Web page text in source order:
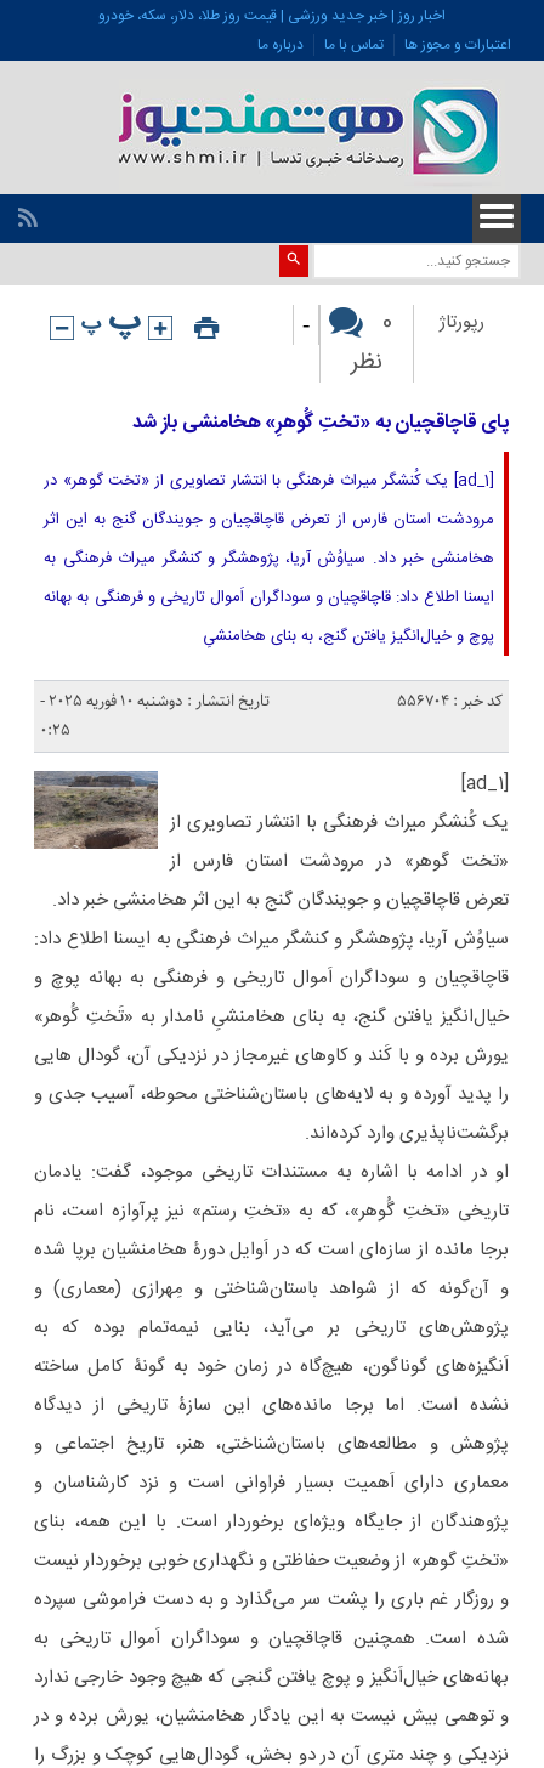
اخبار روز | خبر جدید ورزشی | قیمت روز طلا، دلار، سکه، خودرو
اعتبارات و مجوز ها
تماس با ما درباره ما
رپورتاژ
0
نظر
-
پای قاچاقچیان به «تختِ گُوهرِ» هخامنشی باز شد
[ad_1] یک کُنشگر میراث فرهنگی با انتشار تصاویری از «تخت گوهر» در
مرودشت استان فارس از تعرض قاچاقچیان و جویندگان گنج به این اثر
هخامنشی خبر داد. سیاوُش آریا، پژوهشگر و کنشگر میراث فرهنگی به
ایسنا اطلاع داد: قاچاقچیان و سوداگران اَموال تاریخی و فرهنگی به بهانه
پوچ و خیال‌انگیز یافتن گنج، به بنای هخامنشیِ
کد خبر : 556704
تاریخ انتشار : دوشنبه 10 فوریه 2025 -
0:25
[ad_1]
یک کُنشگر میراث فرهنگی با انتشار تصاویری از
«تخت گوهر» در مرودشت استان فارس از
تعرض قاچاقچیان و جویندگان گنج به این اثر هخامنشی خبر داد.
سیاوُش آریا، پژوهشگر و کنشگر میراث فرهنگی به ایسنا اطلاع داد:
قاچاقچیان و سوداگران اَموال تاریخی و فرهنگی به بهانه پوچ و
خیال‌انگیز یافتن گنج، به بنای هخامنشیِ نامدار به «تَختِ گُوهر»
یورش برده و با کَند و کاوهای غیرمجاز در نزدیکی آن، گودال هایی
را پدید آورده و به لایه‌های باستان‌شناختی محوطه، آسیب جدی و
برگشت‌ناپذیری وارد کرده‌اند.
او در ادامه با اشاره به مستندات تاریخی موجود، گفت: یادمان
تاریخی «تختِ گُوهر»، که به «تختِ رستم» نیز پرآوازه است، نام
برجا مانده از سازه‌ای است که در اَوایل دورۀ هخامنشیان برپا شده
و آن‌گونه که از شواهد باستان‌شناختی و مِهرازی (معماری) و
پژوهش‌های تاریخی بر می‌آید، بنایی نیمه‌تمام بوده که به
اَنگیزه‌های گوناگون، هیچ‌گاه در زمان خود به گونۀ کامل ساخته
نشده است. اما برجا مانده‌های این سازۀ تاریخی از دیدگاه
پژوهش و مطالعه‌های باستان‌شناختی، هنر، تاریخ اجتماعی و
معماری دارای اَهمیت بسیار فراوانی است و نزد کارشناسان و
پژوهندگان از جایگاه ویژه‌ای برخوردار است. با این همه، بنای
«تختِ گوهر» از وضعیت حفاظتی و نگهداری خوبی برخوردار نیست
و روزگار غم باری را پشت سر می‌گذارد و به دست فراموشی سپرده
شده است. همچنین قاچاقچیان و سوداگران اَموال تاریخی به
بهانه‌های خیال‌اَنگیز و پوچ یافتن گنجی که هیچ وجود خارجی ندارد
و توهمی بیش نیست به این یادگار هخامنشیان، یورش برده و در
نزدیکی و چند متری آن در دو بخش، گودال‌هایی کوچک و بزرگ را